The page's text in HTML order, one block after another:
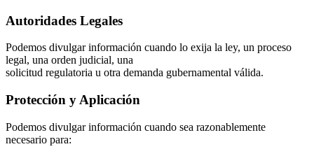
Autoridades Legales
Podemos divulgar información cuando lo exija la ley, un proceso
legal, una orden judicial, una
solicitud regulatoria u otra demanda gubernamental válida.
Protección y Aplicación
Podemos divulgar información cuando sea razonablemente
necesario para: